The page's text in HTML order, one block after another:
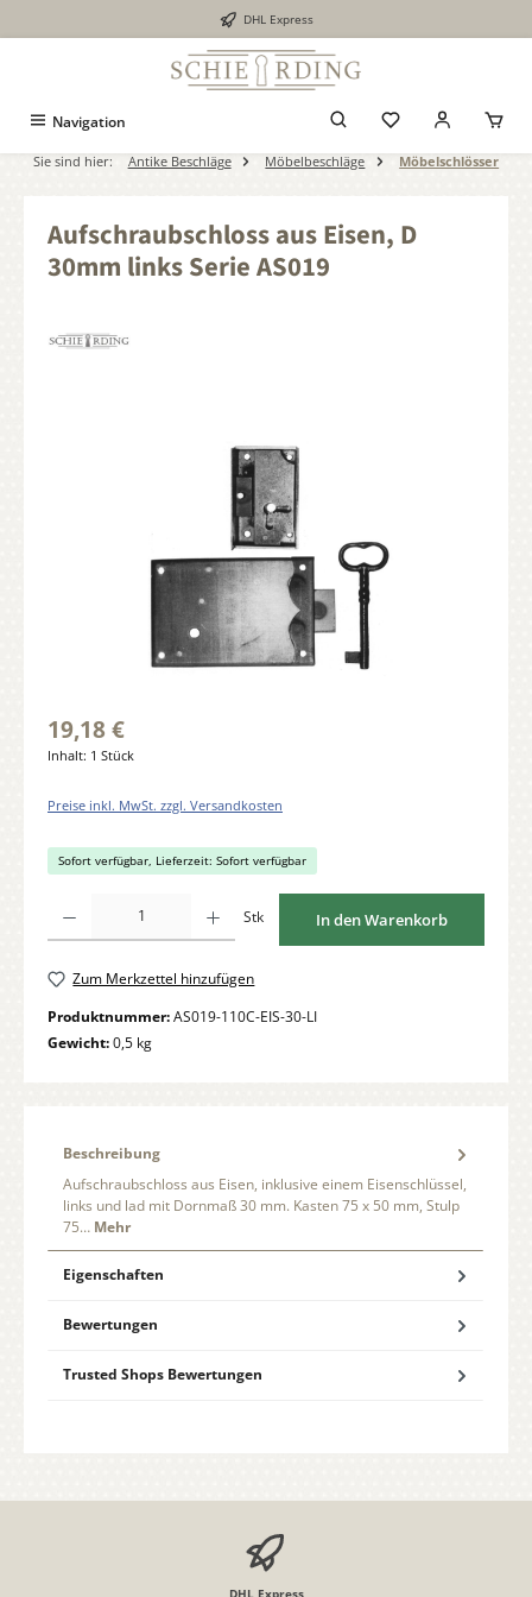
DHL Express
Navigation
Sie sind hier: Antike Beschläge Möbelbeschläge Möbelschlösser
Aufschraubschloss aus Eisen, D
30mm links Serie AS019
19,18 €
Inhalt: 1 Stück
Preise inkl. MwSt. zzgl. Versandkosten
Sofort verfügbar, Lieferzeit: Sofort verfügbar
Stk In den Warenkorb
Zum Merkzettel hinzufügen
Produktnummer:AS019-110C-EIS-30-LI
Gewicht:0,5 kg
Beschreibung
Aufschraubschloss aus Eisen, inklusive einem Eisenschlüssel,
links und lad mit Dornmaß 30 mm. Kasten 75 x 50 mm, Stulp
75… Mehr
Eigenschaften
Bewertungen
Trusted Shops Bewertungen
DHL Express